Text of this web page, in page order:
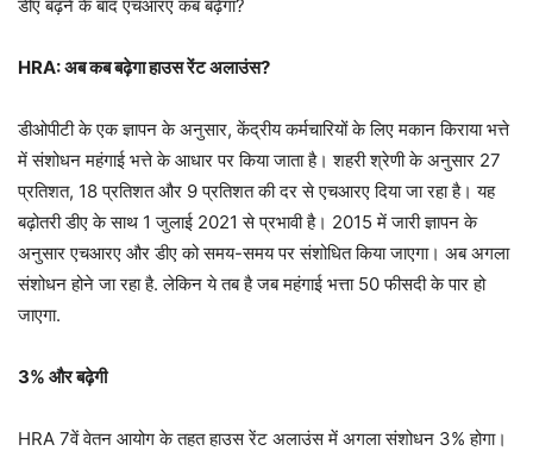
डीए बढ़ने के बाद एचआरए कब बढ़ेगा?
HRA: अब कब बढ़ेगा हाउस रेंट अलाउंस?
डीओपीटी के एक ज्ञापन के अनुसार, केंद्रीय कर्मचारियों के लिए मकान किराया भत्ते
में संशोधन महंगाई भत्ते के आधार पर किया जाता है। शहरी श्रेणी के अनुसार 27
प्रतिशत, 18 प्रतिशत और 9 प्रतिशत की दर से एचआरए दिया जा रहा है। यह
बढ़ोतरी डीए के साथ 1 जुलाई 2021 से प्रभावी है। 2015 में जारी ज्ञापन के
अनुसार एचआरए और डीए को समय-समय पर संशोधित किया जाएगा। अब अगला
संशोधन होने जा रहा है. लेकिन ये तब है जब महंगाई भत्ता 50 फीसदी के पार हो
जाएगा.
3% और बढ़ेगी
HRA 7वें वेतन आयोग के तहत हाउस रेंट अलाउंस में अगला संशोधन 3% होगा।